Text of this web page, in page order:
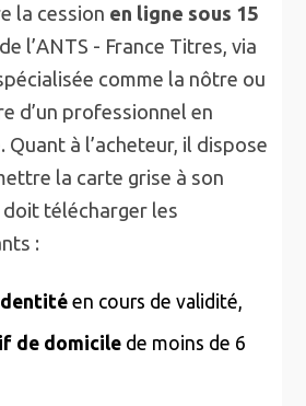
la cession en ligne sous 15
l’ANTS - France Titres, via
comme la nôtre ou
d’un professionnel en
Quant à l’acheteur, il dispose
la carte grise à son
doit télécharger les
:
en cours de validité,
de domicile de moins de 6